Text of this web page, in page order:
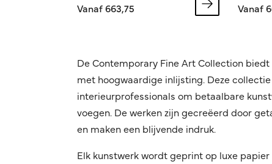
Vanaf 663,75
Vanaf
De Contemporary Fine Art Collection
met hoogwaardige inlijsting. Deze
interieurprofessionals om betaalbare
voegen. De werken zijn gecreëerd door
en maken een blijvende indruk.
Elk kunstwerk wordt geprint op luxe